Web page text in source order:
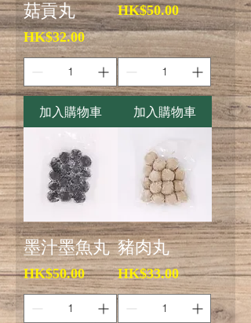
菇貢丸
價格
HK$32.00
加入購物車
價格
HK$50.00
加入購物車
墨汁墨魚丸
價格
HK$50.00
豬肉丸
價格
HK$33.00